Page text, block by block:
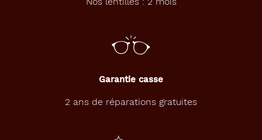
Garantie casse
2 ans de réparations gratuites